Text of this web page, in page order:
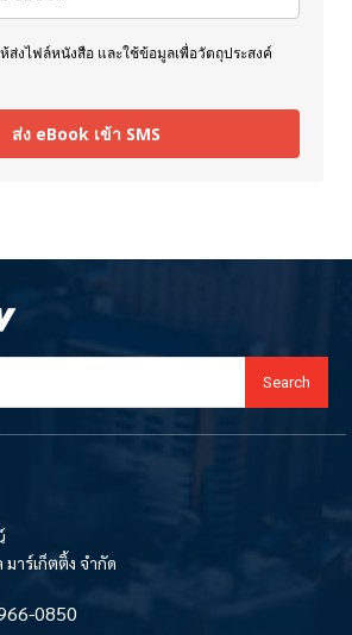
ส่งไฟล์หนังสือ และใช้ข้อมูลเพื่อวัตถุประสงค์
ส่ง eBook เข้า SMS
Search
าร์เก็ตติ้ง จำกัด
0850